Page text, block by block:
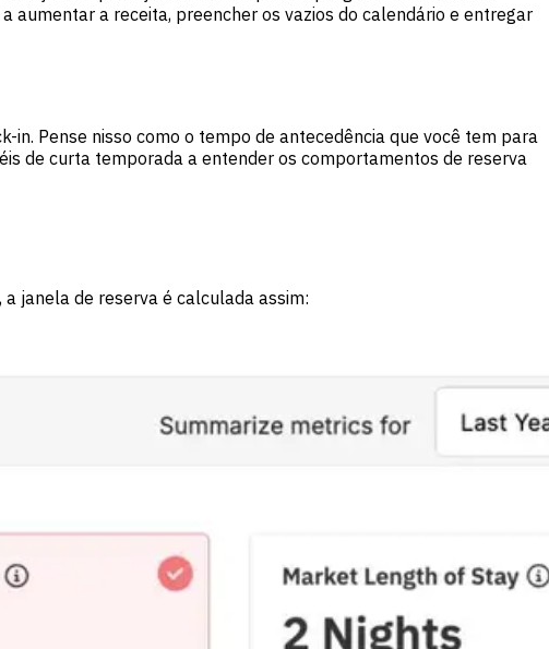
aumentar a receita, preencher os vazios do calendário e entregar
Pense nisso como o tempo de antecedência que você tem para
de curta temporada a entender os comportamentos de reserva
janela de reserva é calculada assim: